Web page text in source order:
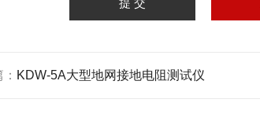
KDW-5A大型地网接地电阻测试仪